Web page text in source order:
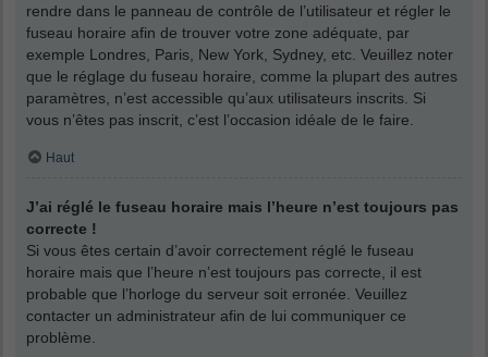
rendre dans le panneau de contrôle de l’utilisateur et régler le
fuseau horaire afin de trouver votre zone adéquate, par
exemple Londres, Paris, New York, Sydney, etc. Veuillez noter
que le réglage du fuseau horaire, comme la plupart des autres
paramètres, n’est accessible qu’aux utilisateurs inscrits. Si
vous n’êtes pas inscrit, c’est l’occasion idéale de le faire.
Haut
J’ai réglé le fuseau horaire mais l’heure n’est toujours pas
correcte !
Si vous êtes certain d’avoir correctement réglé le fuseau
horaire mais que l’heure n’est toujours pas correcte, il est
probable que l’horloge du serveur soit erronée. Veuillez
contacter un administrateur afin de lui communiquer ce
problème.